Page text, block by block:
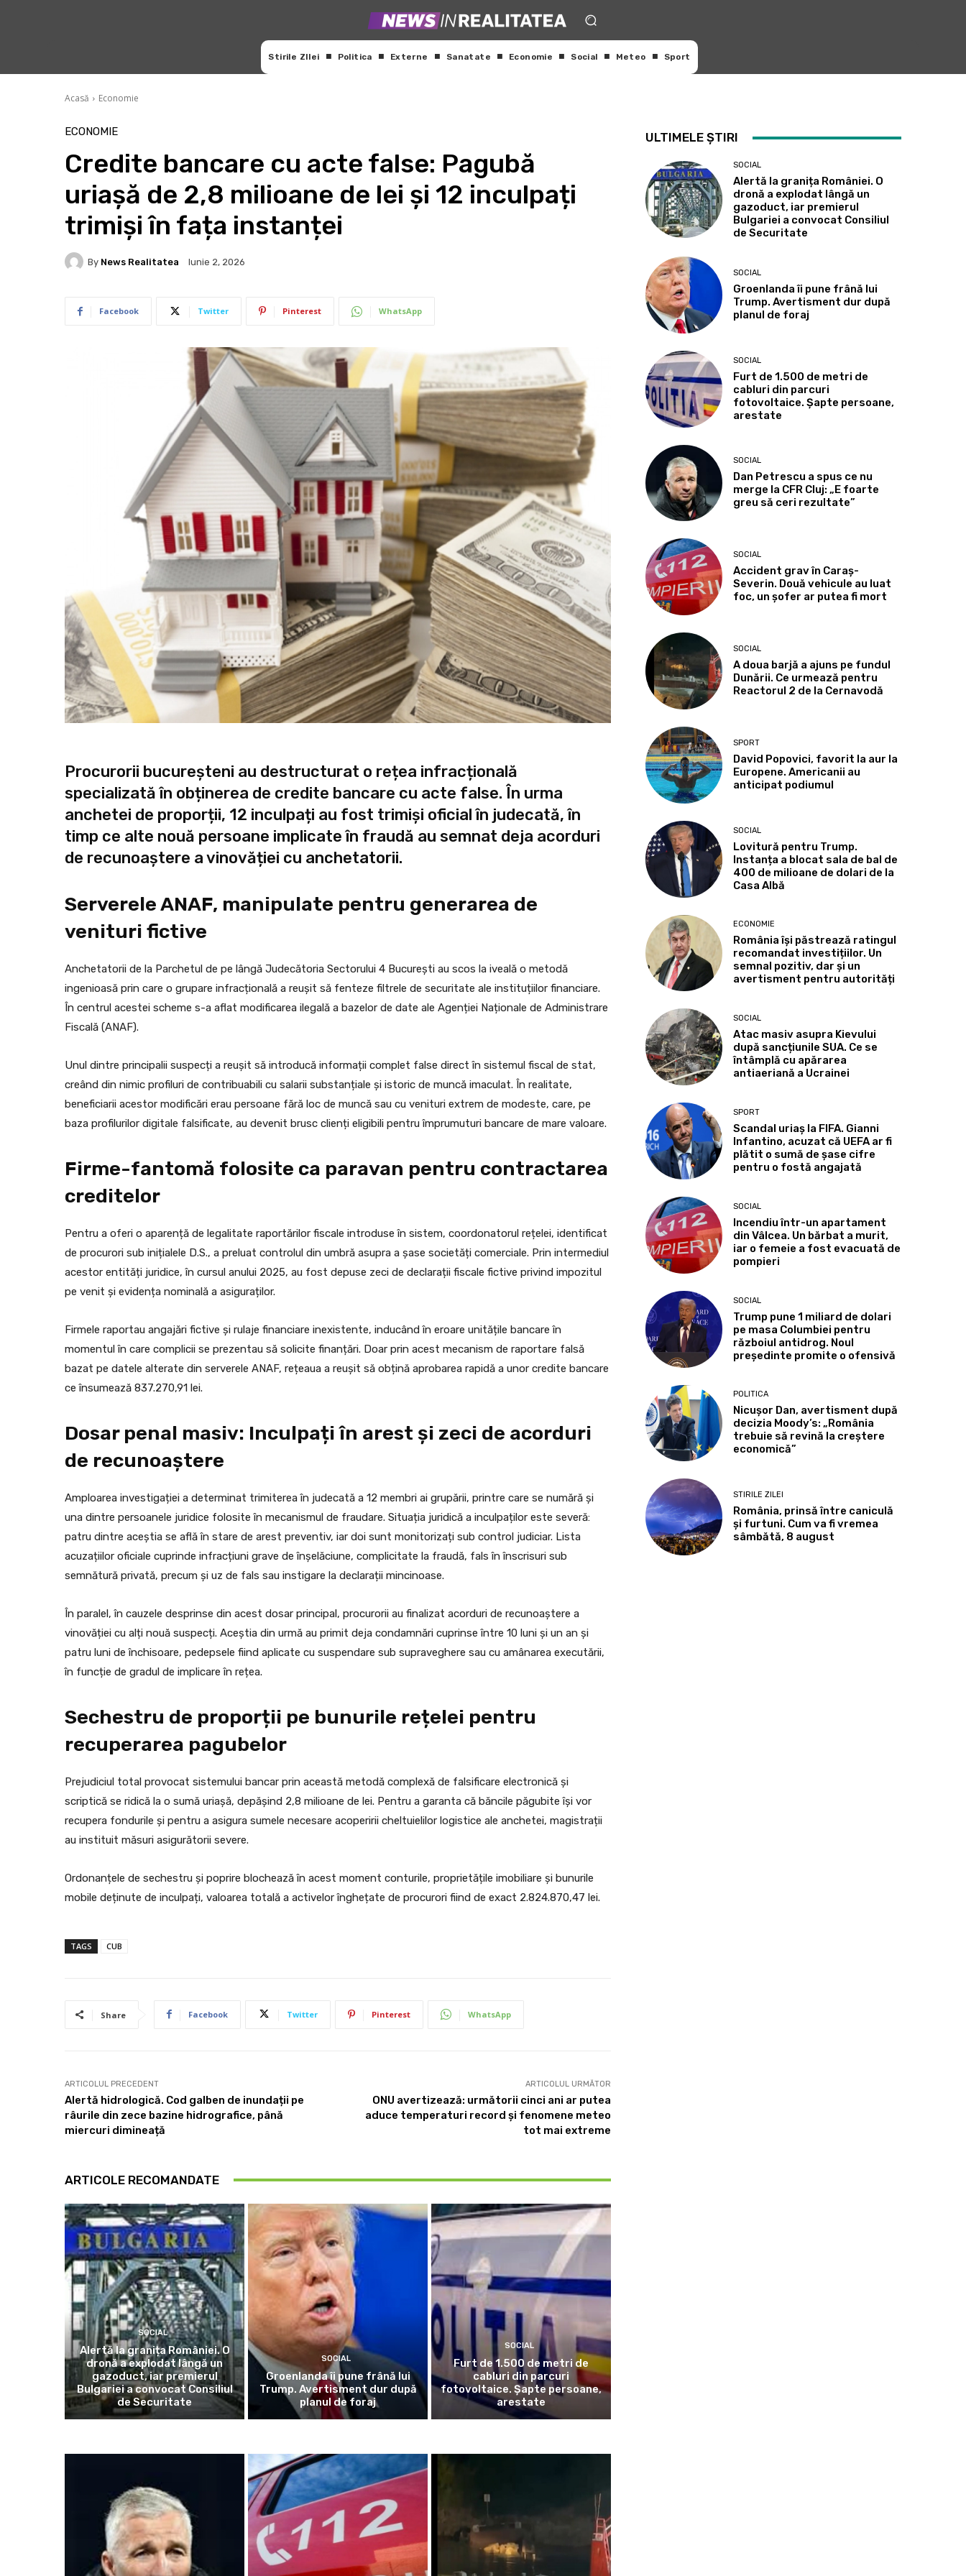
Stirile ZIlei Politica Externe Sanatate Economie Social Meteo Sport
Acasă Economie
ECONOMIE
Credite bancare cu acte false: Pagubă
uriașă de 2,8 milioane de lei și 12 inculpați
trimiși în fața instanței
By News Realitatea Iunie 2, 2026
Facebook Twitter Pinterest WhatsApp
Procurorii bucureșteni au destructurat o rețea infracțională
specializată în obținerea de credite bancare cu acte false. În urma
anchetei de proporții, 12 inculpați au fost trimiși oficial în judecată, în
timp ce alte nouă persoane implicate în fraudă au semnat deja acorduri
de recunoaștere a vinovăției cu anchetatorii.
Serverele ANAF, manipulate pentru generarea de
venituri fictive
Anchetatorii de la Parchetul de pe lângă Judecătoria Sectorului 4 București au scos la iveală o metodă
ingenioasă prin care o grupare infracțională a reușit să fenteze filtrele de securitate ale instituțiilor financiare.
În centrul acestei scheme s-a aflat modificarea ilegală a bazelor de date ale Agenției Naționale de Administrare
Fiscală (ANAF).
Unul dintre principalii suspecți a reușit să introducă informații complet false direct în sistemul fiscal de stat,
creând din nimic profiluri de contribuabili cu salarii substanțiale și istoric de muncă imaculat. În realitate,
beneficiarii acestor modificări erau persoane fără loc de muncă sau cu venituri extrem de modeste, care, pe
baza profilurilor digitale falsificate, au devenit brusc clienți eligibili pentru împrumuturi bancare de mare valoare.
Firme-fantomă folosite ca paravan pentru contractarea
creditelor
Pentru a oferi o aparență de legalitate raportărilor fiscale introduse în sistem, coordonatorul rețelei, identificat
de procurori sub inițialele D.S., a preluat controlul din umbră asupra a șase societăți comerciale. Prin intermediul
acestor entități juridice, în cursul anului 2025, au fost depuse zeci de declarații fiscale fictive privind impozitul
pe venit și evidența nominală a asiguraților.
Firmele raportau angajări fictive și rulaje financiare inexistente, inducând în eroare unitățile bancare în
momentul în care complicii se prezentau să solicite finanțări. Doar prin acest mecanism de raportare falsă
bazat pe datele alterate din serverele ANAF, rețeaua a reușit să obțină aprobarea rapidă a unor credite bancare
ce însumează 837.270,91 lei.
Dosar penal masiv: Inculpați în arest și zeci de acorduri
de recunoaștere
Amploarea investigației a determinat trimiterea în judecată a 12 membri ai grupării, printre care se numără și
una dintre persoanele juridice folosite în mecanismul de fraudare. Situația juridică a inculpaților este severă:
patru dintre aceștia se află în stare de arest preventiv, iar doi sunt monitorizați sub control judiciar. Lista
acuzațiilor oficiale cuprinde infracțiuni grave de înșelăciune, complicitate la fraudă, fals în înscrisuri sub
semnătură privată, precum și uz de fals sau instigare la declarații mincinoase.
În paralel, în cauzele desprinse din acest dosar principal, procurorii au finalizat acorduri de recunoaștere a
vinovăției cu alți nouă suspecți. Aceștia din urmă au primit deja condamnări cuprinse între 10 luni și un an și
patru luni de închisoare, pedepsele fiind aplicate cu suspendare sub supraveghere sau cu amânarea executării,
în funcție de gradul de implicare în rețea.
Sechestru de proporții pe bunurile rețelei pentru
recuperarea pagubelor
Prejudiciul total provocat sistemului bancar prin această metodă complexă de falsificare electronică și
scriptică se ridică la o sumă uriașă, depășind 2,8 milioane de lei. Pentru a garanta că băncile păgubite își vor
recupera fondurile și pentru a asigura sumele necesare acoperirii cheltuielilor logistice ale anchetei, magistrații
au instituit măsuri asigurătorii severe.
Ordonanțele de sechestru și poprire blochează în acest moment conturile, proprietățile imobiliare și bunurile
mobile deținute de inculpați, valoarea totală a activelor înghețate de procurori fiind de exact 2.824.870,47 lei.
TAGS CUB
Share Facebook Twitter Pinterest WhatsApp
ARTICOLUL PRECEDENT
Alertă hidrologică. Cod galben de inundații pe
râurile din zece bazine hidrografice, până
miercuri dimineață
ARTICOLUL URMĂTOR
ONU avertizează: următorii cinci ani ar putea
aduce temperaturi record și fenomene meteo
tot mai extreme
ARTICOLE RECOMANDATE
SOCIAL
Alertă la granița României. O
dronă a explodat lângă un
gazoduct, iar premierul
Bulgariei a convocat Consiliul
de Securitate
SOCIAL
Groenlanda îi pune frână lui
Trump. Avertisment dur după
planul de foraj
SOCIAL
Furt de 1.500 de metri de
cabluri din parcuri
fotovoltaice. Șapte persoane,
arestate
ULTIMELE ȘTIRI
SOCIAL
Alertă la granița României. O
dronă a explodat lângă un
gazoduct, iar premierul
Bulgariei a convocat Consiliul
de Securitate
SOCIAL
Groenlanda îi pune frână lui
Trump. Avertisment dur după
planul de foraj
SOCIAL
Furt de 1.500 de metri de
cabluri din parcuri
fotovoltaice. Șapte persoane,
arestate
SOCIAL
Dan Petrescu a spus ce nu
merge la CFR Cluj: „E foarte
greu să ceri rezultate”
SOCIAL
Accident grav în Caraș-
Severin. Două vehicule au luat
foc, un șofer ar putea fi mort
SOCIAL
A doua barjă a ajuns pe fundul
Dunării. Ce urmează pentru
Reactorul 2 de la Cernavodă
SPORT
David Popovici, favorit la aur la
Europene. Americanii au
anticipat podiumul
SOCIAL
Lovitură pentru Trump.
Instanța a blocat sala de bal de
400 de milioane de dolari de la
Casa Albă
ECONOMIE
România își păstrează ratingul
recomandat investițiilor. Un
semnal pozitiv, dar și un
avertisment pentru autorități
SOCIAL
Atac masiv asupra Kievului
după sancțiunile SUA. Ce se
întâmplă cu apărarea
antiaeriană a Ucrainei
SPORT
Scandal uriaș la FIFA. Gianni
Infantino, acuzat că UEFA ar fi
plătit o sumă de șase cifre
pentru o fostă angajată
SOCIAL
Incendiu într-un apartament
din Vâlcea. Un bărbat a murit,
iar o femeie a fost evacuată de
pompieri
SOCIAL
Trump pune 1 miliard de dolari
pe masa Columbiei pentru
războiul antidrog. Noul
președinte promite o ofensivă
POLITICA
Nicușor Dan, avertisment după
decizia Moody’s: „România
trebuie să revină la creștere
economică”
STIRILE ZILEI
România, prinsă între caniculă
și furtuni. Cum va fi vremea
sâmbătă, 8 august